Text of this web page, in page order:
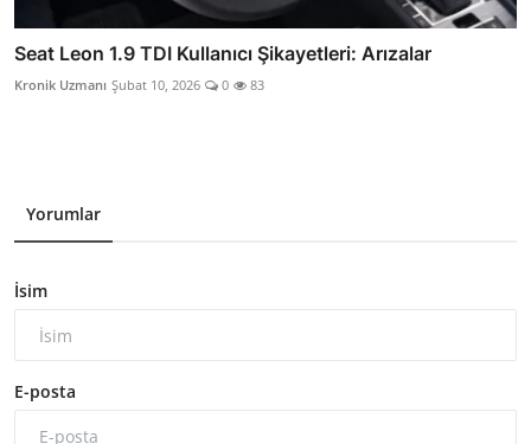
Seat Leon 1.9 TDI Kullanıcı Şikayetleri: Arızalar
Kronik Uzmanı Şubat 10, 2026 0 83
Yorumlar
İsim
E-posta